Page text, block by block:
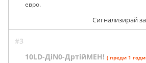
евро.
Сигнализирай
#3
10LD-ДiN0-ДртiйМЕН! ( преди 1